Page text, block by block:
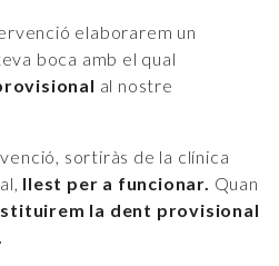
elaborarem un
boca amb el qual
al nostre
sortiràs de la clínica
llest per a funcionar. Quan
la dent provisional